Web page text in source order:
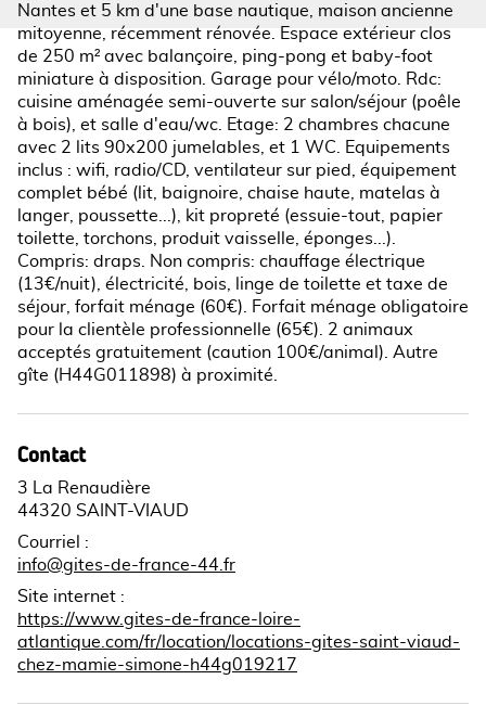
Nantes et 5 km d'une base nautique, maison ancienne
mitoyenne, récemment rénovée. Espace extérieur clos
de 250 m² avec balançoire, ping-pong et baby-foot
miniature à disposition. Garage pour vélo/moto. Rdc:
cuisine aménagée semi-ouverte sur salon/séjour (poêle
à bois), et salle d'eau/wc. Etage: 2 chambres chacune
avec 2 lits 90x200 jumelables, et 1 WC. Equipements
inclus : wifi, radio/CD, ventilateur sur pied, équipement
complet bébé (lit, baignoire, chaise haute, matelas à
langer, poussette...), kit propreté (essuie-tout, papier
toilette, torchons, produit vaisselle, éponges...).
Compris: draps. Non compris: chauffage électrique
(13€/nuit), électricité, bois, linge de toilette et taxe de
séjour, forfait ménage (60€). Forfait ménage obligatoire
pour la clientèle professionnelle (65€). 2 animaux
acceptés gratuitement (caution 100€/animal). Autre
gîte (H44G011898) à proximité.
Contact
3 La Renaudière
44320 SAINT-VIAUD
Courriel
:
info@gites-de-france-44.fr
Site internet :
https://www.gites-de-france-loire-
atlantique.com/fr/location/locations-gites-saint-viaud-
chez-mamie-simone-h44g019217